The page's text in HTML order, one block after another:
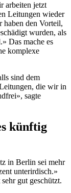
arbeiten jetzt
Leitungen wieder
haben den Vorteil,
wurden, als
Das mache es
komplexe
sind dem
die wir in
sagte
künftig
in Berlin sei mehr
unterirdisch.»
gut geschützt.